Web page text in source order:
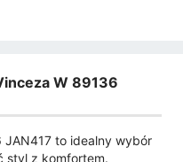
W 89136
JAN417 to idealny wybór
styl z komfortem.